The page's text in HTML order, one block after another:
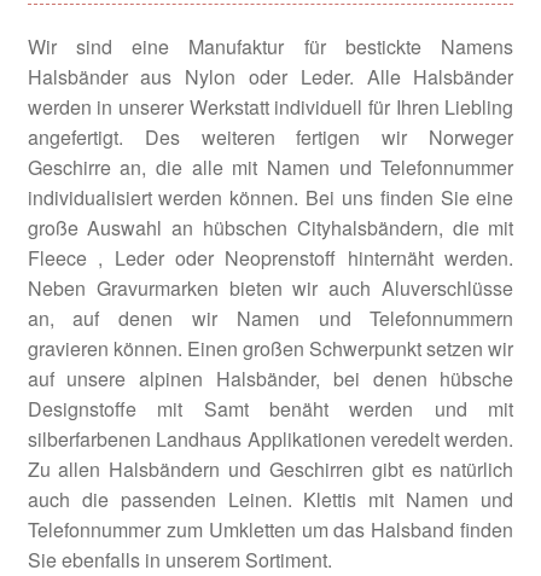
City Halsbänder
City Halsband Dotty beige Cord
City Halsband Dotty braun Cord
Herzilein Halsbänder
Landhaus Halsbänder
Savanna Halsbänder
Signalhalsbänder
Impressum
Wir sind eine Manufaktur für bestickte Namens
Halsbänder aus Nylon oder Leder. Alle Halsbänder
werden in unserer Werkstatt individuell für Ihren Liebling
angefertigt. Des weiteren fertigen wir Norweger
Geschirre an, die alle mit Namen und Telefonnummer
individualisiert werden können. Bei uns finden Sie eine
große Auswahl an hübschen Cityhalsbändern, die mit
Fleece , Leder oder Neoprenstoff hinternäht werden.
Neben Gravurmarken bieten wir auch Aluverschlüsse
an, auf denen wir Namen und Telefonnummern
gravieren können. Einen großen Schwerpunkt setzen wir
auf unsere alpinen Halsbänder, bei denen hübsche
Designstoffe mit Samt benäht werden und mit
silberfarbenen Landhaus Applikationen veredelt werden.
Zu allen Halsbändern und Geschirren gibt es natürlich
auch die passenden Leinen. Klettis mit Namen und
Telefonnummer zum Umkletten um das Halsband finden
Sie ebenfalls in unserem Sortiment.